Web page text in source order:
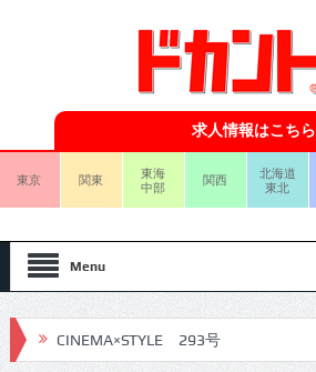
求人情報はこちら
東京 関東
東海
中部
関西
北海道
東北
Menu
CINEMA×STYLE 293号